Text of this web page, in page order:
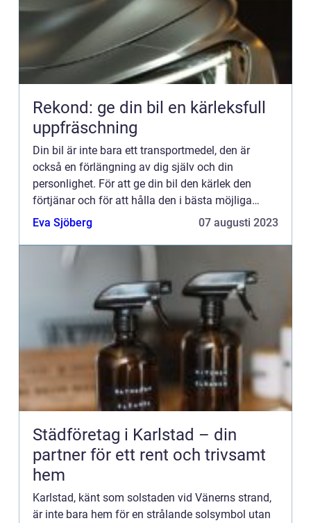
Rekond: ge din bil en kärleksfull
uppfräschning
Din bil är inte bara ett transportmedel, den är
också en förlängning av dig själv och din
personlighet. För att ge din bil den kärlek den
förtjänar och för att hålla den i bästa möjliga
skick, är rekond en perfekt lösning. I denna artikel
Eva Sjöberg 07 augusti 2023
Städföretag i Karlstad – din
partner för ett rent och trivsamt
hem
Karlstad, känt som solstaden vid Vänerns strand,
är inte bara hem för en strålande solsymbol utan